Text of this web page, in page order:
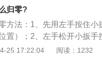
行检查、清洁、润滑等，
安全隐患，从而提高驾驶
。当然，除了定期的全面
养，保持车辆的总体情况
归零?
方法：1、先用左手按住
置）；2、左手松开小扳
关，左手离开时间按钮。
25 17:22:04 阅读：1232